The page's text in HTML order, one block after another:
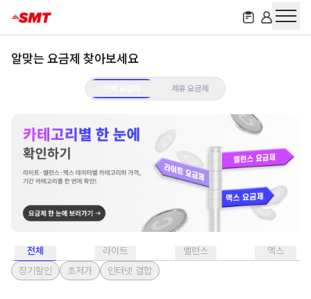
알맞는 요금제 찾아보세요
제휴 요금제
전체 라이트 밸런스
맥스
장기할인
초저가 인터넷 결합